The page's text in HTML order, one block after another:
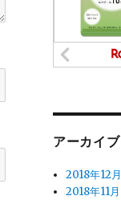
アーカイブ
2018年12月
2018年11月